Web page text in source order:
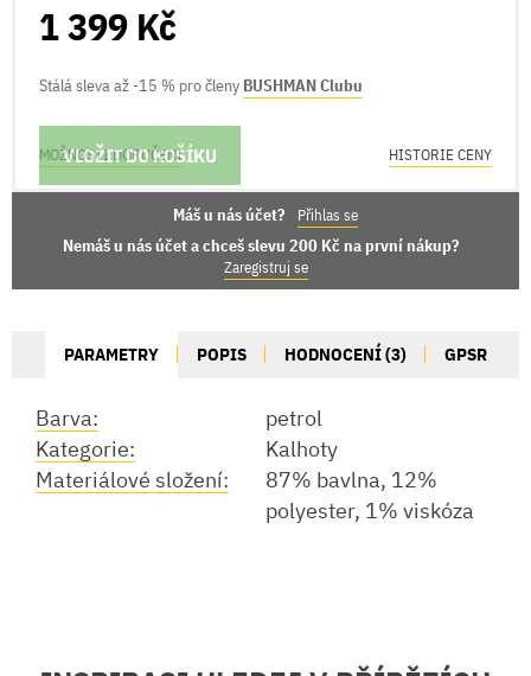
1 399 Kč
Stálá sleva až -15 % pro členy BUSHMAN Clubu
VLOŽIT DO KOŠÍKU
MOŽNOSTI DORUČENÍ HISTORIE CENY
Máš u nás účet? Přihlas se
Nemáš u nás účet a chceš slevu 200 Kč na první nákup?
Zaregistruj se
PARAMETRY POPIS HODNOCENÍ (3) GPSR
Barva:
petrol
Kategorie:
Kalhoty
Materiálové složení:
87% bavlna, 12%
polyester, 1% viskóza